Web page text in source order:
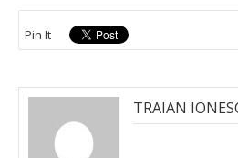
Pin It
TRAIAN